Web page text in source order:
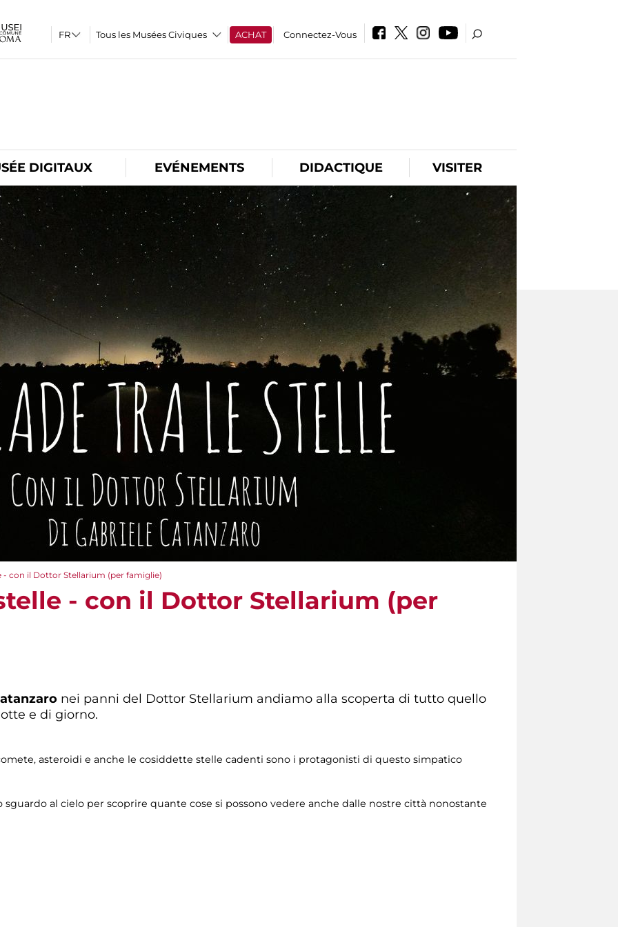
Tous les Musées Civiques ACHAT Connectez-Vous
DIGITAUX EVÉNEMENTS DIDACTIQUE VISITER
- con il Dottor Stellarium (per famiglie)
- con il Dottor Stellarium (per
nei panni del Dottor Stellarium andiamo alla scoperta di tutto quello
e di giorno.
asteroidi e anche le cosiddette stelle cadenti sono i protagonisti di questo simpatico
sguardo al cielo per scoprire quante cose si possono vedere anche dalle nostre città nonostante